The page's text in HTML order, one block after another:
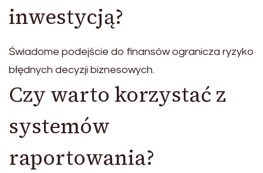
inwestycją?
Świadome podejście do finansów ogranicza ryzyko
błędnych decyzji biznesowych.
Czy warto korzystać z
systemów
raportowania?